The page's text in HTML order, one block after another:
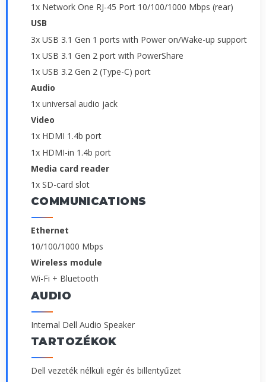
1x Network One RJ-45 Port 10/100/1000 Mbps (rear)
USB
3x USB 3.1 Gen 1 ports with Power on/Wake-up support
1x USB 3.1 Gen 2 port with PowerShare
1x USB 3.2 Gen 2 (Type-C) port
Audio
1x universal audio jack
Video
1x HDMI 1.4b port
1x HDMI-in 1.4b port
Media card reader
1x SD-card slot
COMMUNICATIONS
Ethernet
10/100/1000 Mbps
Wireless module
Wi-Fi + Bluetooth
AUDIO
Internal Dell Audio Speaker
TARTOZÉKOK
Dell vezeték nélküli egér és billentyűzet